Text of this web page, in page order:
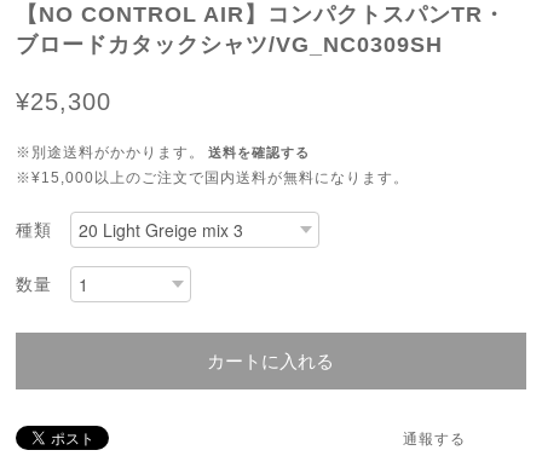
【NO CONTROL AIR】コンパクトスパンTR・
ブロードカタックシャツ/VG_NC0309SH
¥25,300
※別途送料がかかります。 送料を確認する
※¥15,000以上のご注文で国内送料が無料になります。
種類
数量
カートに入れる
通報する